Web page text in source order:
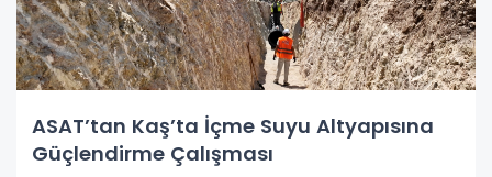
ASAT’tan Kaş’ta İçme Suyu Altyapısına
Güçlendirme Çalışması